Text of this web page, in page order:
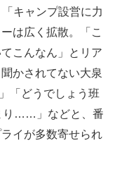
キャンプ設営に力
は広く拡散。「こ
こんなん」とリア
かされてない大泉
「どうでしょう班
り……」などと、番
イが多数寄せられ